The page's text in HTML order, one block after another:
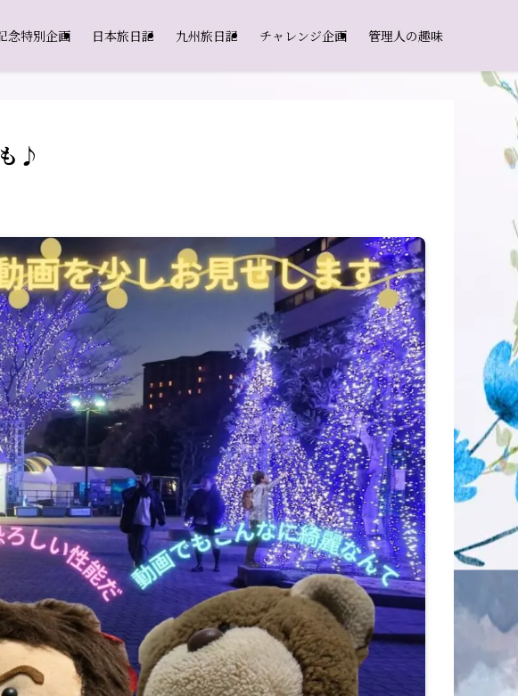
念特別企画 日本旅日記 九州旅日記 チャレンジ企画 管理人の趣味
♪